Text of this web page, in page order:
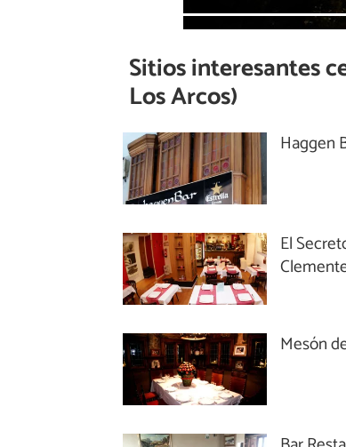
Sitios interesantes
Los Arcos)
Haggen
El
Mesón